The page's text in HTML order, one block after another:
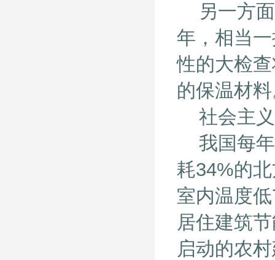
另一方面
年，相当
性的大检
的保温材
社会主义
我国每年
耗34%的
室内温度
居住建筑
启动的农